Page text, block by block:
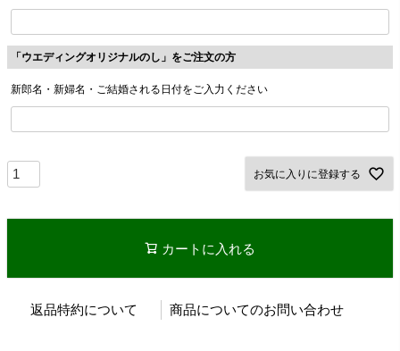
「ウエディングオリジナルのし」をご注文の方
新郎名・新婦名・ご結婚される日付をご入力ください
お気に入りに登録する
カートに入れる
返品特約について 商品についてのお問い合わせ